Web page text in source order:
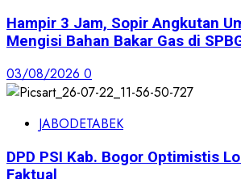
Hampir 3 Jam, Sopir Angkutan
Mengisi Bahan Bakar Gas di
03/08/2026 0
JABODETABEK
DPD PSI Kab. Bogor Optimistis
Faktual